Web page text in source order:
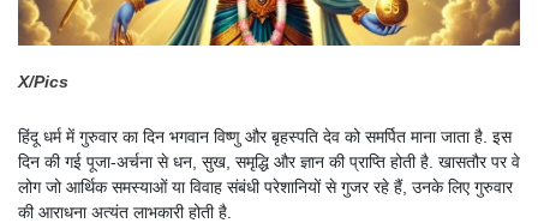
X/Pics
हिंदू धर्म में गुरुवार का दिन भगवान विष्णु और बृहस्पति देव को समर्पित माना जाता है. इस
दिन की गई पूजा-अर्चना से धन, सुख, समृद्धि और ज्ञान की प्राप्ति होती है. खासतौर पर वे
लोग जो आर्थिक समस्याओं या विवाह संबंधी परेशानियों से गुजर रहे हैं, उनके लिए गुरुवार
की आराधना अत्यंत लाभकारी होती है.